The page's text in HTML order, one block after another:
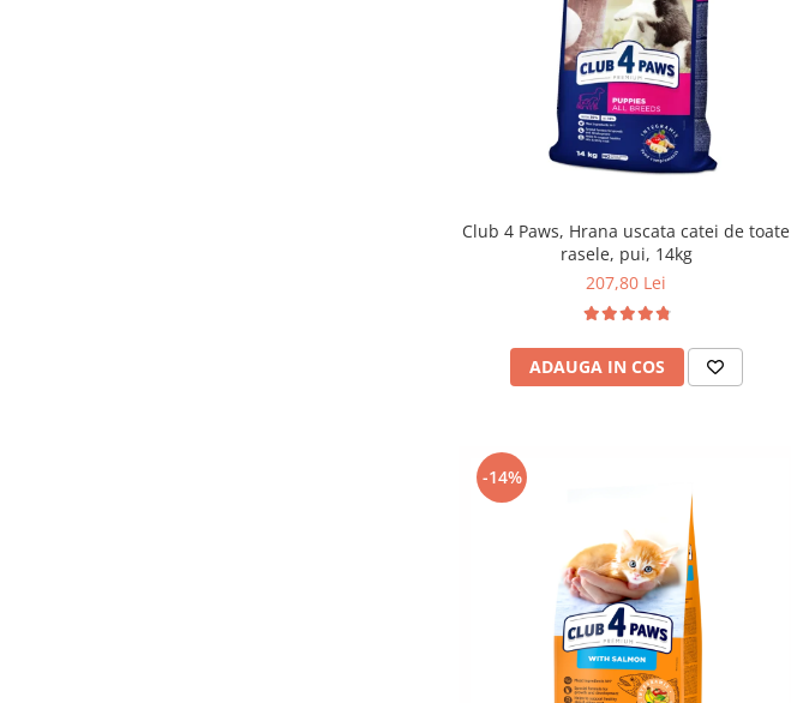
Club 4 Paws, Hrana uscata catei de toate
rasele, pui, 14kg
207,80 Lei
ADAUGA IN COS
-14%